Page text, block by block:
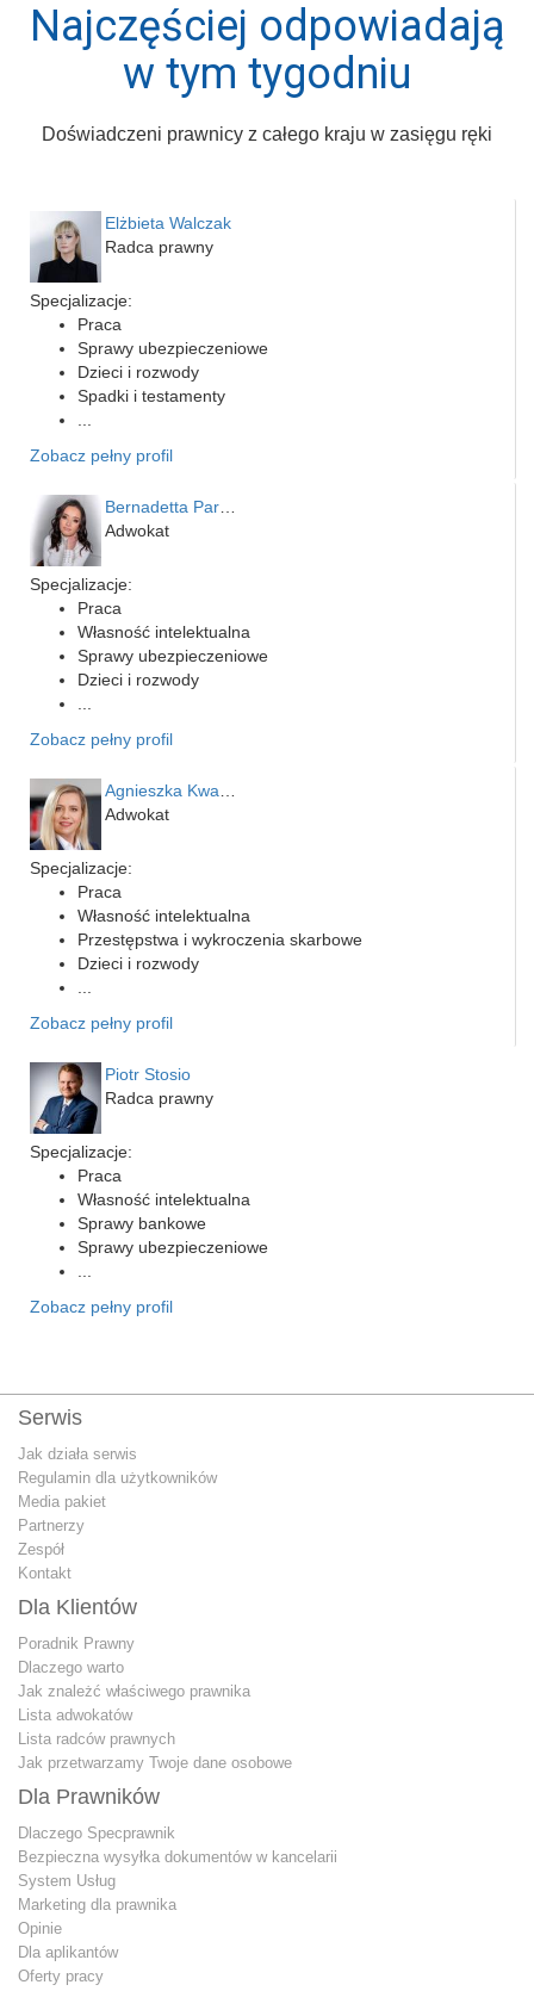
Najczęściej odpowiadają
w tym tygodniu
Doświadczeni prawnicy z całego kraju w zasięgu ręki
Elżbieta Walczak
Radca prawny
Specjalizacje:
Praca
Sprawy ubezpieczeniowe
Dzieci i rozwody
Spadki i testamenty
Zobacz pełny profil
Adwokat
Specjalizacje:
Praca
Własność intelektualna
Sprawy ubezpieczeniowe
Dzieci i rozwody
Zobacz pełny profil
Adwokat
Specjalizacje:
Praca
Własność intelektualna
Przestępstwa i wykroczenia skarbowe
Dzieci i rozwody
Zobacz pełny profil
Piotr Stosio
Radca prawny
Specjalizacje:
Praca
Własność intelektualna
Sprawy bankowe
Sprawy ubezpieczeniowe
Zobacz pełny profil
Serwis
Jak działa serwis
Regulamin dla użytkowników
Media pakiet
Partnerzy
Zespół
Kontakt
Dla Klientów
Poradnik Prawny
Dlaczego warto
Jak znależć właściwego prawnika
Lista adwokatów
Lista radców prawnych
Jak przetwarzamy Twoje dane osobowe
Dla Prawników
Dlaczego Specprawnik
Bezpieczna wysyłka dokumentów w kancelarii
System Usług
Marketing dla prawnika
Opinie
Dla aplikantów
Oferty pracy